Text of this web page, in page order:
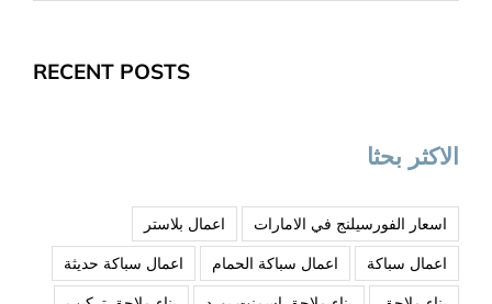
RECENT POSTS
الاكثر بحثا
اسعار الفورسيلنج في الامارات
اعمال بلاستر
اعمال سباكة
اعمال سباكة الحمام
اعمال سباكة حديثة